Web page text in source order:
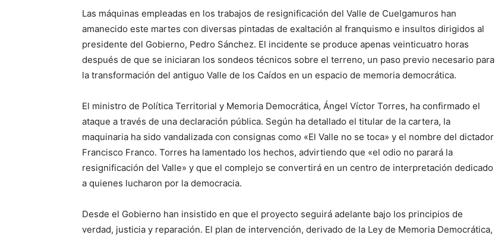
Las máquinas empleadas en los trabajos de resignificación del Valle de Cuelgamuros han
amanecido este martes con diversas pintadas de exaltación al franquismo e insultos dirigidos al
presidente del Gobierno, Pedro Sánchez. El incidente se produce apenas veinticuatro horas
después de que se iniciaran los sondeos técnicos sobre el terreno, un paso previo necesario para
la transformación del antiguo Valle de los Caídos en un espacio de memoria democrática.
El ministro de Política Territorial y Memoria Democrática, Ángel Víctor Torres, ha confirmado el
ataque a través de una declaración pública. Según ha detallado el titular de la cartera, la
maquinaria ha sido vandalizada con consignas como «El Valle no se toca» y el nombre del dictador
Francisco Franco. Torres ha lamentado los hechos, advirtiendo que «el odio no parará la
resignificación del Valle» y que el complejo se convertirá en un centro de interpretación dedicado
a quienes lucharon por la democracia.
Desde el Gobierno han insistido en que el proyecto seguirá adelante bajo los principios de
verdad, justicia y reparación. El plan de intervención, derivado de la Ley de Memoria Democrática,